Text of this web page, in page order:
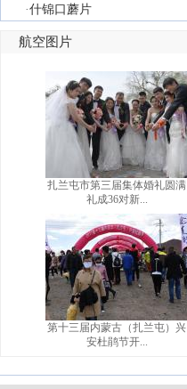
·什锦口蘑片
航空图片
扎兰屯市第三届集体婚礼圆满
礼成36对新...
第十三届内蒙古（扎兰屯）兴
安杜鹃节开...